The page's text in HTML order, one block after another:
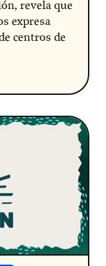
revela que
expresa
centros de